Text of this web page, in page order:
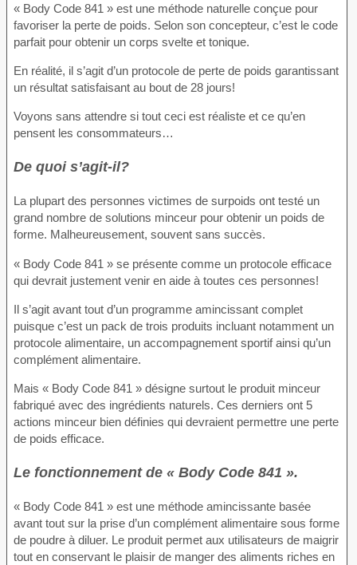
« Body Code 841 » est une méthode naturelle conçue pour
favoriser la perte de poids. Selon son concepteur, c’est le code
parfait pour obtenir un corps svelte et tonique.
En réalité, il s’agit d’un protocole de perte de poids garantissant
un résultat satisfaisant au bout de 28 jours!
Voyons sans attendre si tout ceci est réaliste et ce qu’en
pensent les consommateurs…
De quoi s’agit-il?
La plupart des personnes victimes de surpoids ont testé un
grand nombre de solutions minceur pour obtenir un poids de
forme. Malheureusement, souvent sans succès.
« Body Code 841 » se présente comme un protocole efficace
qui devrait justement venir en aide à toutes ces personnes!
Il s’agit avant tout d’un programme amincissant complet
puisque c’est un pack de trois produits incluant notamment un
protocole alimentaire, un accompagnement sportif ainsi qu’un
complément alimentaire.
Mais « Body Code 841 » désigne surtout le produit minceur
fabriqué avec des ingrédients naturels. Ces derniers ont 5
actions minceur bien définies qui devraient permettre une perte
de poids efficace.
Le fonctionnement de « Body Code 841 ».
« Body Code 841 » est une méthode amincissante basée
avant tout sur la prise d’un complément alimentaire sous forme
de poudre à diluer. Le produit permet aux utilisateurs de maigrir
tout en conservant le plaisir de manger des aliments riches en